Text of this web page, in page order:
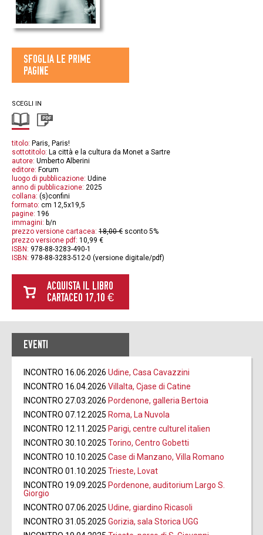
SFOGLIA LE PRIME
PAGINE
SCEGLI IN
titolo: Paris, Paris!
sottotitolo: La città e la cultura da Monet a Sartre
autore: Umberto Alberini
editore: Forum
luogo di pubblicazione: Udine
anno di pubblicazione: 2025
collana: (s)confini
formato: cm 12,5x19,5
pagine: 196
immagini: b/n
prezzo versione cartacea: 18,00 € sconto 5%
prezzo versione pdf: 10,99 €
ISBN: 978-88-3283-490-1
ISBN: 978-88-3283-512-0 (versione digitale/pdf)
ACQUISTA IL LIBRO
CARTACEO 17,10 €
EVENTI
INCONTRO 16.06.2026 Udine, Casa Cavazzini
INCONTRO 16.04.2026 Villalta, Cjase di Catine
INCONTRO 27.03.2026 Pordenone, galleria Bertoia
INCONTRO 07.12.2025 Roma, La Nuvola
INCONTRO 12.11.2025 Parigi, centre culturel italien
INCONTRO 30.10.2025 Torino, Centro Gobetti
INCONTRO 10.10.2025 Case di Manzano, Villa Romano
INCONTRO 01.10.2025 Trieste, Lovat
INCONTRO 19.09.2025 Pordenone, auditorium Largo S.
Giorgio
INCONTRO 07.06.2025 Udine, giardino Ricasoli
INCONTRO 31.05.2025 Gorizia, sala Storica UGG